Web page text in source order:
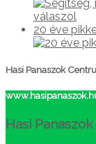
20 éve
Hasi Panaszok
Hasi